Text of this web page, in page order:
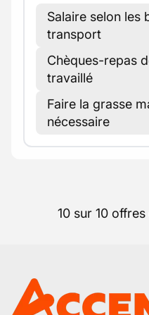
Salaire selon les
transport
Chèques-repas
travaillé
Faire la grasse
nécessaire
10 sur 10